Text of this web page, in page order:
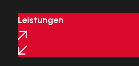
Leistungen